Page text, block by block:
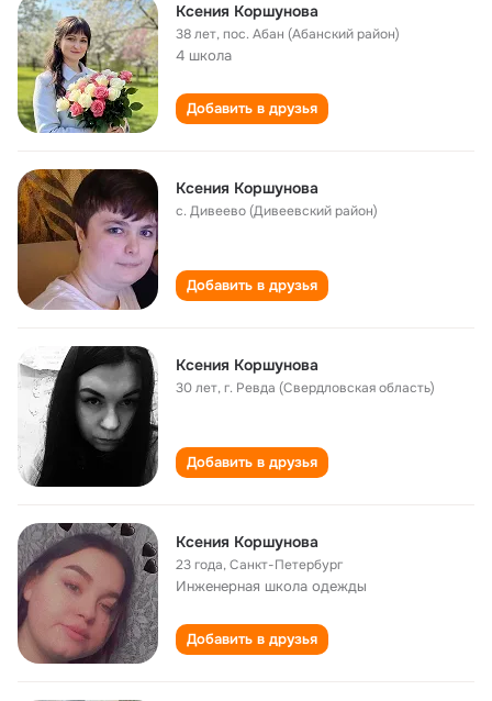
Ксения Коршунова
38 лет,пос. Абан (Абанский район)
4 школа
Добавить в друзья
Ксения Коршунова
с. Дивеево (Дивеевский район)
Добавить в друзья
Ксения Коршунова
30 лет,г. Ревда (Свердловская область)
Добавить в друзья
Ксения Коршунова
23 года,Санкт-Петербург
Инженерная школа одежды
Добавить в друзья